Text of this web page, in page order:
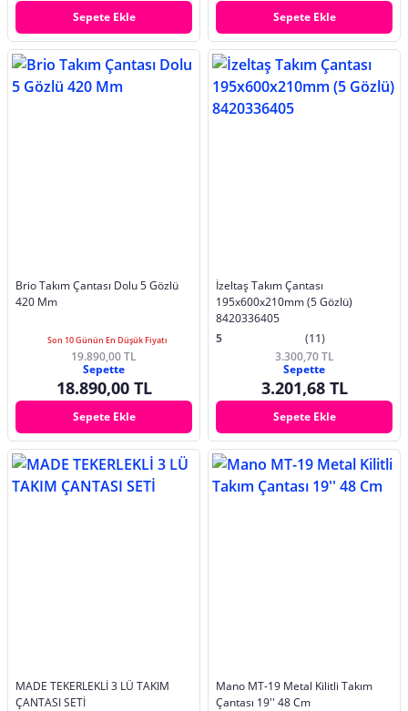
Sepete Ekle Sepete Ekle
Brio Takım Çantası Dolu 5 Gözlü
420 Mm
Son 10 Günün En Düşük Fiyatı
19.890,00 TL
Sepette
18.890,00 TL
Sepete Ekle
İzeltaş Takım Çantası
195x600x210mm (5 Gözlü)
8420336405
5
(11)
3.300,70 TL
Sepette
3.201,68 TL
Sepete Ekle
MADE TEKERLEKLİ 3 LÜ TAKIM
ÇANTASI SETİ
Mano MT-19 Metal Kilitli Takım
Çantası 19'' 48 Cm